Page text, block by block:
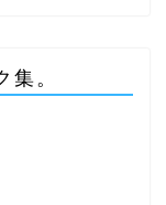
。